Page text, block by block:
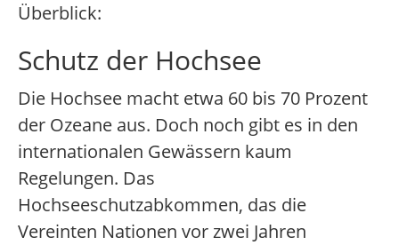
Überblick:
Schutz der Hochsee
Die Hochsee macht etwa 60 bis 70 Prozent
der Ozeane aus. Doch noch gibt es in den
internationalen Gewässern kaum
Regelungen. Das
Hochseeschutzabkommen, das die
Vereinten Nationen vor zwei Jahren